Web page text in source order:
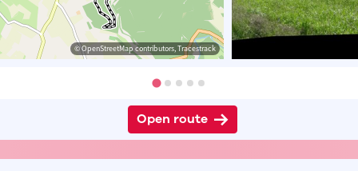
© OpenStreetMap contributors, Tracestrack
Open route